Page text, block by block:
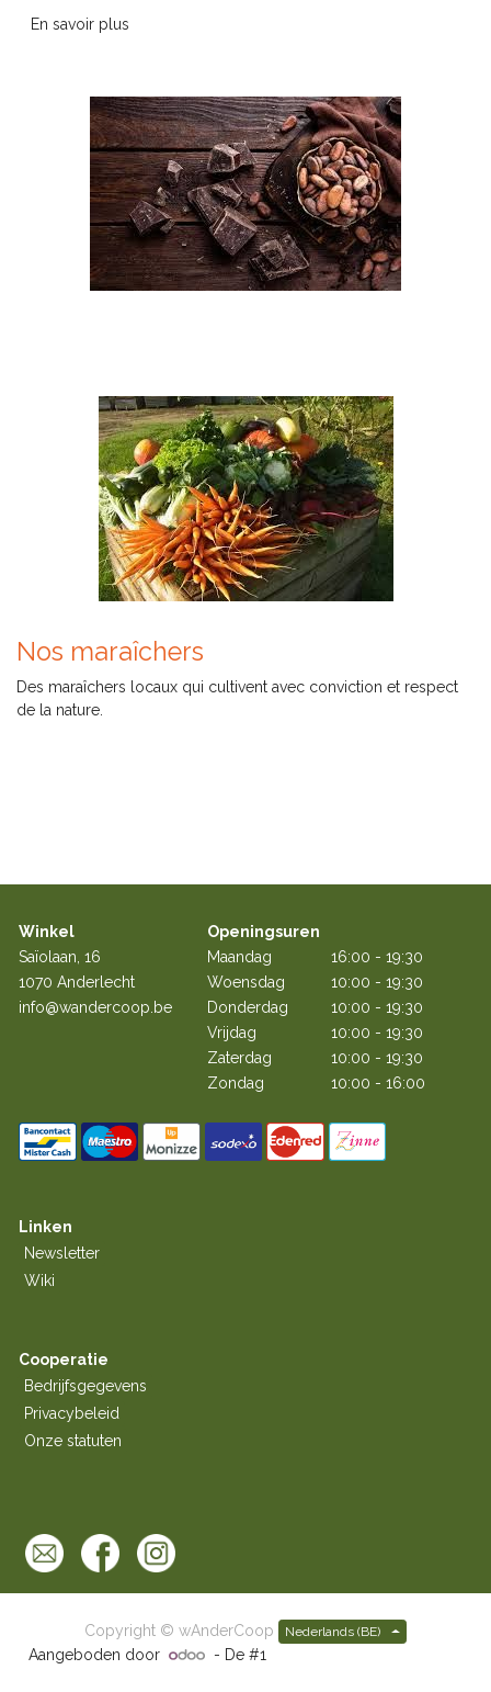
En savoir plus
Nos maraîchers
Des maraîchers locaux qui cultivent avec conviction et respect
de la nature.
Winkel
Openingsuren
Saïolaan, 16
Maandag
16:00 - 19:30
1070 Anderlecht
Woensdag
10:00 - 19:30
info@wandercoop.be
Donderdag
10:00 - 19:30
Vrijdag
10:00 - 19:30
Zaterdag
10:00 - 19:30
Zondag
10:00 - 16:00
Linken
Newsletter
Wiki
Cooperatie
Bedrijfsgegevens
Privacybeleid
Onze statuten
Copyright © wAnderCoop Nederlands (BE)
Aangeboden door - De #1